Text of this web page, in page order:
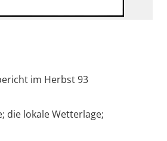
im Herbst 93
die lokale Wetterlage;